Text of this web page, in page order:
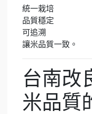
統一栽培
品質穩定
可追溯
讓米品質一致。
台南改
米品質